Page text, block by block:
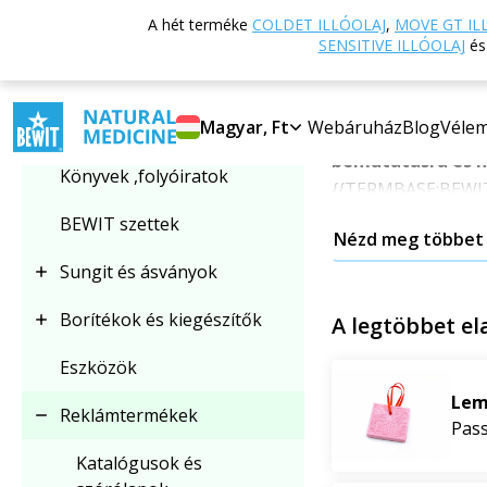
A hét terméke COLDET ILLÓOLAJ, MOVE GT
SENSITIVE ILLÓOLAJ és
Magyar, Ft WebáruházBlog
Reklámtermékek
Könyvek ,folyóiratok
BEWIT szettek
Sungit és ásványok
Borítékok és kiegészítők
Eszközök
Reklámtermékek
Katalógusok és
Vissza a főoldalra
Reklámtermékek
A
bemutatásra és
BEWIT
márkatermékek a
A stílusos
és időtlen
Nézd meg többet
A legtöbbet